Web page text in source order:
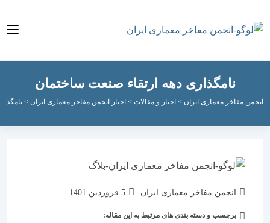
نامگذاری دهه ارتقاء صنعت ساختمان
مفاخر معماری ایران > اخبار و مقالات>اخبار انجمن مفاخر معماری ایران > نامگذاری دهه
انجمن مفاخر معماری ایران
نوشته
شده
5 فروردین 1401
برچسب و دسته بندی های مرتبط به این مقاله: